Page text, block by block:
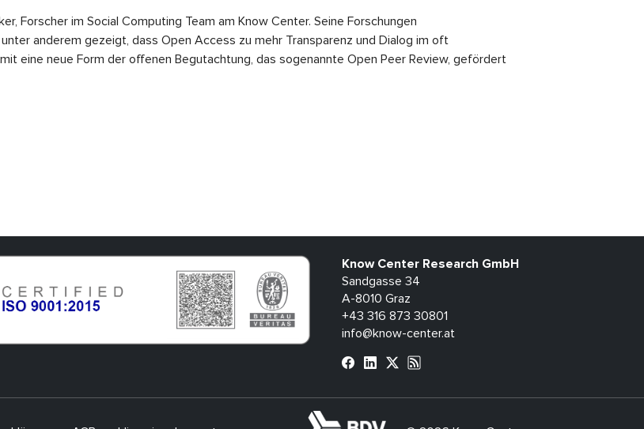
Forscher im Social Computing Team am Know Center. Seine Forschungen
anderem gezeigt, dass Open Access zu mehr Transparenz und Dialog im oft
eine neue Form der offenen Begutachtung, das sogenannte Open Peer Review, gefördert
Know Center Research GmbH
Sandgasse 34
A-8010 Graz
+43 316 873 30801
info@know-center.at
bdva